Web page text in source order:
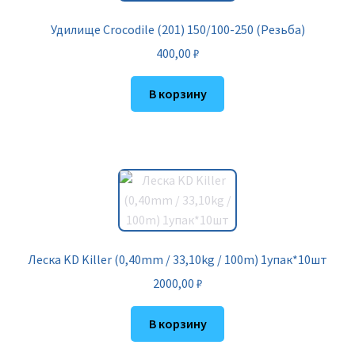
Удилище Crocodile (201) 150/100-250 (Резьба)
400,00 ₽
В корзину
Леска KD Killer (0,40mm / 33,10kg / 100m) 1упак*10шт
2000,00 ₽
В корзину